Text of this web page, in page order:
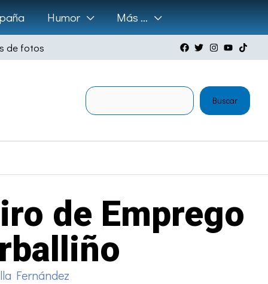
Humor Más …
de fotos
Buscar
de Emprego
Fernández